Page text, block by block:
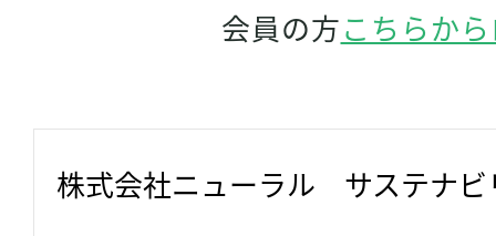
会員の方こちらか
株式会社ニューラル　サステナ